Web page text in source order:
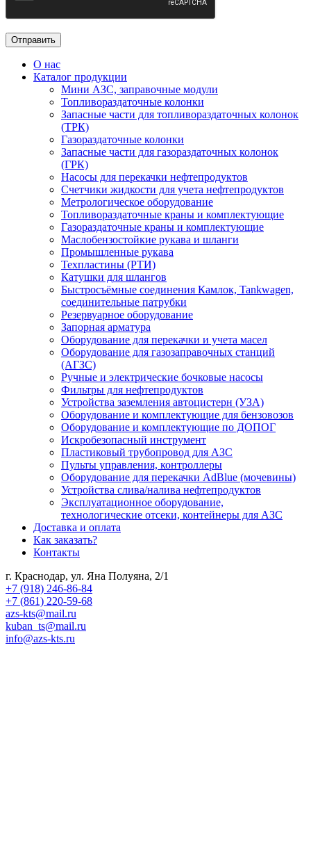
О нас
Каталог продукции
Мини АЗС, заправочные модули
Топливораздаточные колонки
Запасные части для топливораздаточных колонок
(ТРК)
Газораздаточные колонки
Запасные части для газораздаточных колонок
(ГРК)
Насосы для перекачки нефтепродуктов
Счетчики жидкости для учета нефтепродуктов
Метрологическое оборудование
Топливораздаточные краны и комплектующие
Газораздаточные краны и комплектующие
Маслобензостойкие рукава и шланги
Промышленные рукава
Техпластины (РТИ)
Катушки для шлангов
Быстросъёмные соединения Камлок, Tankwagen,
соединительные патрубки
Резервуарное оборудование
Запорная арматура
Оборудование для перекачки и учета масел
Оборудование для газозаправочных станций
(АГЗС)
Ручные и электрические бочковые насосы
Фильтры для нефтепродуктов
Устройства заземления автоцистерн (УЗА)
Оборудование и комплектующие для бензовозов
Оборудование и комплектующие по ДОПОГ
Искробезопасный инструмент
Пластиковый трубопровод для АЗС
Пульты управления, контроллеры
Оборудование для перекачки AdBlue (мочевины)
Устройства слива/налива нефтепродуктов
Эксплуатационное оборудование,
технологические отсеки, контейнеры для АЗС
Доставка и оплата
Как заказать?
Контакты
г. Краснодар, ул. Яна Полуяна, 2/1
+7 (918) 246-86-84
+7 (861) 220-59-68
azs-kts@mail.ru
kuban_ts@mail.ru
info@azs-kts.ru